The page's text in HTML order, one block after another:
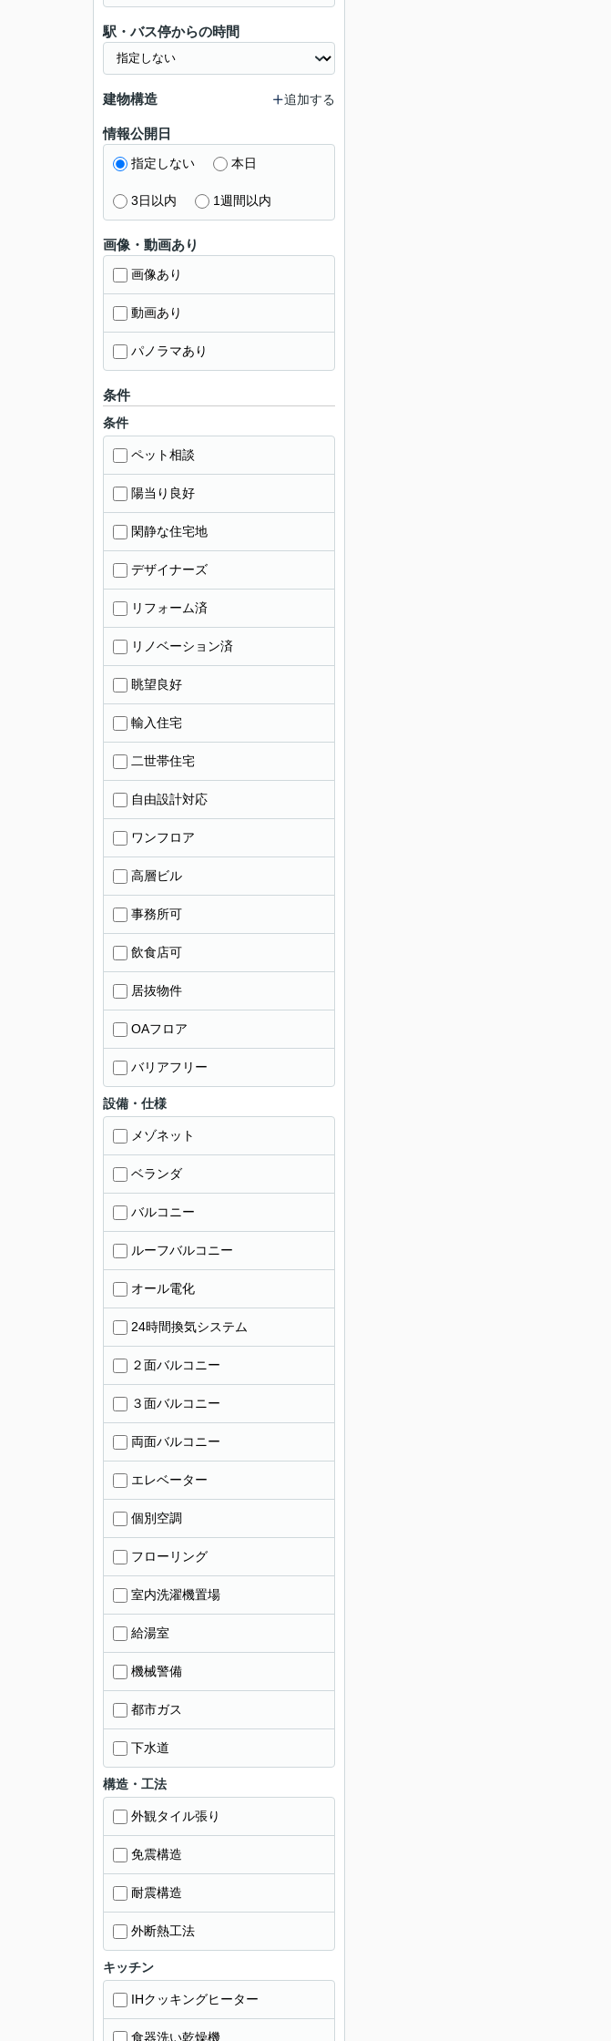
駅・バス停からの時間
建物構造 追加する
情報公開日
指定しない 本日
3日以内 1週間以内
画像・動画あり
画像あり
動画あり
パノラマあり
条件
条件
ペット相談
陽当り良好
閑静な住宅地
デザイナーズ
リフォーム済
リノベーション済
眺望良好
輸入住宅
二世帯住宅
自由設計対応
ワンフロア
高層ビル
事務所可
飲食店可
居抜物件
OAフロア
バリアフリー
設備・仕様
メゾネット
ベランダ
バルコニー
ルーフバルコニー
オール電化
24時間換気システム
２面バルコニー
３面バルコニー
両面バルコニー
エレベーター
個別空調
フローリング
室内洗濯機置場
給湯室
機械警備
都市ガス
下水道
構造・工法
外観タイル張り
免震構造
耐震構造
外断熱工法
キッチン
IHクッキングヒーター
食器洗い乾燥機